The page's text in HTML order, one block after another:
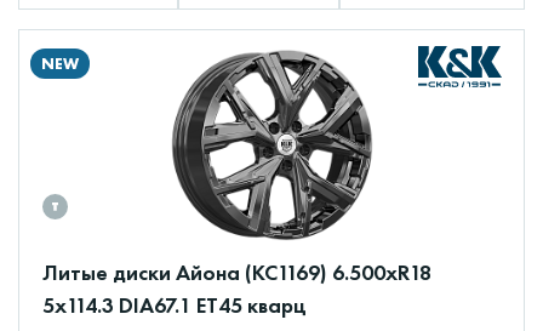
NEW
Литые диски Айона (КС1169) 6.500xR18
5x114.3 DIA67.1 ET45 кварц